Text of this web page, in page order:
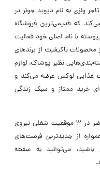
توسط یک تاجر ولزی به نام دیوید جونز در
که قدیمی‌ترین فروشگاه
با نام اصلی خود فعالیت
باکیفیت از برندهای
نظیر پوشاک، لوازم
غذایی لوکس عرضه می‌کند و
خرید ممتاز و سبک زندگی
شرکت دیوید جونز در حال حاضر در 3 موقعیت شغلی نیروی
از جدیدترین فرصت‌های
می‌توانید به صفحه